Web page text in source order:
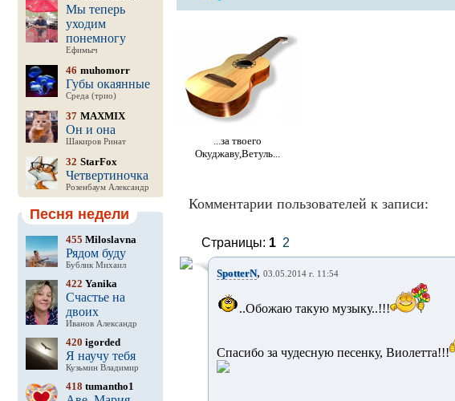
Мы теперь
уходим
понемногу
Ефимыч
46 muhomorr
Губы окаянные
Среда (трио)
37 MAXMIX
Он и она
Шакиров Ринат
32 StarFox
Четвертиночка
Розенбаум Александр
Песня недели
455 Miloslavna
Рядом буду
Бублик Михаил
422 Yanika
Счастье на
двоих
Иванов Александр
420 igorded
Я научу тебя
Кузьмин Владимир
418 tumantho1
...за твоего
Окуджаву,Ветуль...
Комментарии пользователей к записи:
Страницы: 1 2
SpotterN, 03.05.2014 г. 11:54
..Обожаю такую музыку..!!!
Спасибо за чудесную песенку, Виолетта!!!